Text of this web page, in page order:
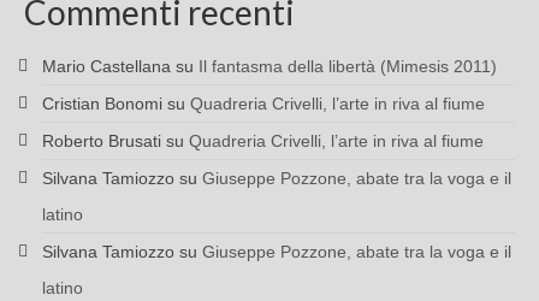
Commenti recenti
Mario Castellana su Il fantasma della libertà (Mimesis 2011)
Cristian Bonomi su Quadreria Crivelli, l’arte in riva al fiume
Roberto Brusati su Quadreria Crivelli, l’arte in riva al fiume
Silvana Tamiozzo su Giuseppe Pozzone, abate tra la voga e il
latino
Silvana Tamiozzo su Giuseppe Pozzone, abate tra la voga e il
latino